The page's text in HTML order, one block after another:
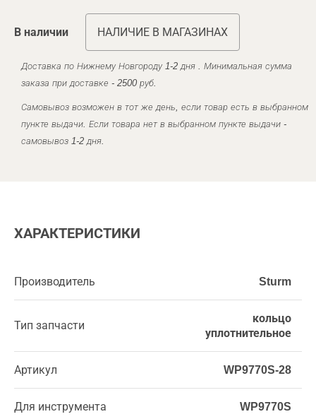
В наличии НАЛИЧИЕ В МАГАЗИНАХ
Доставка по Нижнему Новгороду 1-2 дня . Минимальная сумма
заказа при доставке - 2500 руб.
Самовывоз возможен в тот же день, если товар есть в выбранном
пункте выдачи. Если товара нет в выбранном пункте выдачи -
самовывоз 1-2 дня.
ХАРАКТЕРИСТИКИ
Производитель Sturm
Тип запчасти
кольцо
уплотнительное
Артикул WP9770S-28
Для инструмента WP9770S